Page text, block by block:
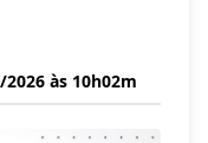
às 10h02m